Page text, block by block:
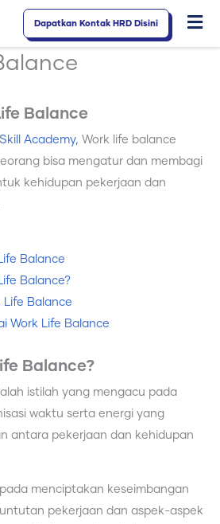
Dapatkan Kontak HRD Disini
Balance
Academy, Work life balance
bisa mengatur dan membagi
kehidupan pekerjaan dan
Balance
Balance?
Life Balance
Work Life Balance
Balance?
istilah yang mengacu pada
waktu serta energi yang
antara pekerjaan dan kehidupan
menciptakan keseimbangan
pekerjaan dan aspek-aspek